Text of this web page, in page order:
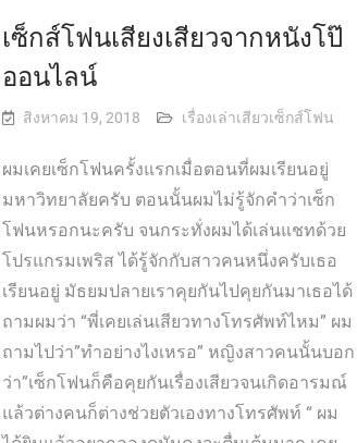
เซ็กส์โฟนเสียงเสียวจากหนังโป๊
ออนไลน์
สิงหาคม 19, 2018 เรื่องเล่าเสียวเซ็กส์โฟน
ผมเคยเซ็กโฟนครั้งแรกเมื่อตอนที่ผมเรียนอยู่
มหาวิทยาลัยครับ ตอนนั้นผมไม่รู้จักคำว่าเซ็ก
โฟนหรอกนะครับ จนกระทั่งผมได้เล่นแชทด้วย
โปรแกรมเพริส ได้รู้จักกับสาวคนหนึ่งครับเธอ
เรียนอยู่ มัธยมปลายเราคุยกันไปคุยกันมาเธอได้
ถามผมว่า “พี่เคยเล่นเสียวทางโทรศัพท์ไหม” ผม
ถามไปว่า”ทำอย่างไงเหรอ” หญิงสาวคนนั้นบอก
ว่า”เซ็กโฟนก็คือคุยกันเรื่องเสียวจนเกิดอารมณ์
แล้วต่างคนก็ต่างช่วยตัวเองทางโทรศัพท์ “ ผม